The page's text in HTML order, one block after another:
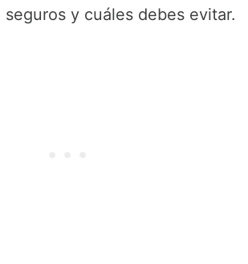
seguros y cuáles debes evitar.